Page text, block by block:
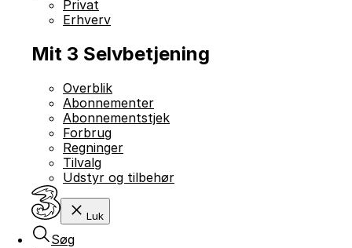
Privat
Erhverv
Mit 3 Selvbetjening
Overblik
Abonnementer
Abonnementstjek
Forbrug
Regninger
Tilvalg
Udstyr og tilbehør
Luk
Søg